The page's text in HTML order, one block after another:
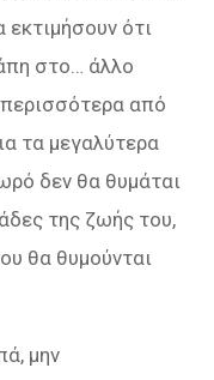
εκτιμήσουν ότι
στο… άλλο
από
τα μεγαλύτερα
δεν θα θυμάται
της ζωής του,
θα θυμούνται
μην